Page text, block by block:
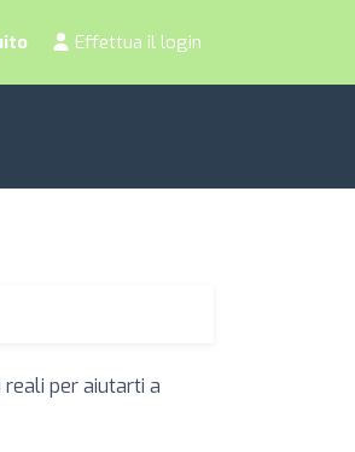
Effettua il login
per aiutarti a